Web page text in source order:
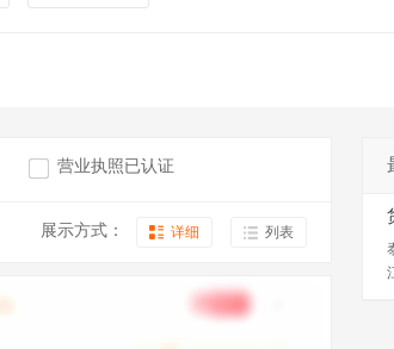
营业执照已认证
展示方式： 详细 列表